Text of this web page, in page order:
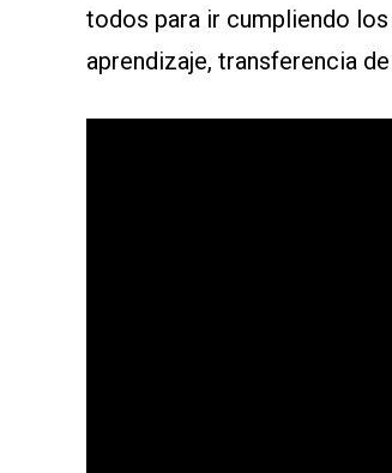
todos para ir cumpliendo
aprendizaje, transferencia